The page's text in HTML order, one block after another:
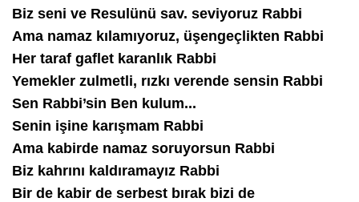
Biz seni ve Resulünü sav. seviyoruz Rabbi
Ama namaz kılamıyoruz, üşengeçlikten Rabbi
Her taraf gaflet karanlık Rabbi
Yemekler zulmetli, rızkı verende sensin Rabbi
Sen Rabbi’sin Ben kulum...
Senin işine karışmam Rabbi
Ama kabirde namaz soruyorsun Rabbi
Biz kahrını kaldıramayız Rabbi
Bir de kabir de serbest bırak bizi de